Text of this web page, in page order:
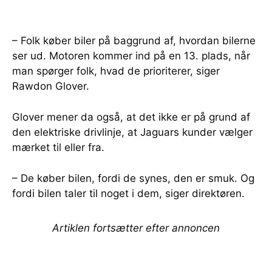
– Folk køber biler på baggrund af, hvordan bilerne
ser ud. Motoren kommer ind på en 13. plads, når
man spørger folk, hvad de prioriterer, siger
Rawdon Glover.
Glover mener da også, at det ikke er på grund af
den elektriske drivlinje, at Jaguars kunder vælger
mærket til eller fra.
– De køber bilen, fordi de synes, den er smuk. Og
fordi bilen taler til noget i dem, siger direktøren.
Artiklen fortsætter efter annoncen